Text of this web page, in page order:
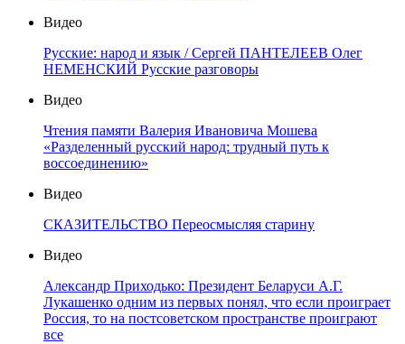
Видео
Русские: народ и язык / Сергей ПАНТЕЛЕЕВ Олег
НЕМЕНСКИЙ Русские разговоры
Видео
Чтения памяти Валерия Ивановича Мошева
«Разделенный русский народ: трудный путь к
воссоединению»
Видео
СКАЗИТЕЛЬСТВО Переосмысляя старину
Видео
Александр Приходько: Президент Беларуси А.Г.
Лукашенко одним из первых понял, что если проиграет
Россия, то на постсоветском пространстве проиграют
все